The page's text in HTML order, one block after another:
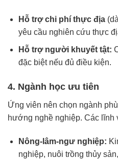
Hỗ trợ chi phí thực địa
yêu cầu nghiên cứu thực
Hỗ trợ người khuyết tật:
đặc biệt nếu đủ điều kiện.
4. Ngành học ưu tiên
Ứng viên nên chọn ngành
hướng nghề nghiệp. Các lĩnh
Nông-lâm-ngư nghiệp:
nghiệp, nuôi trồng thủy